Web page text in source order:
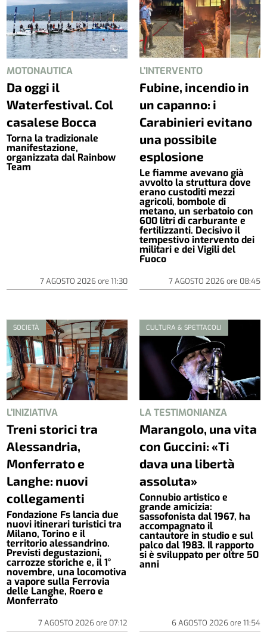
MOTONAUTICA
Da oggi il
Waterfestival. Col
casalese Bocca
Torna la tradizionale
manifestazione,
organizzata dal Rainbow
Team
7 AGOSTO 2026ore 11:30
L'INTERVENTO
Fubine, incendio in
un capanno: i
Carabinieri evitano
una possibile
esplosione
Le fiamme avevano già
avvolto la struttura dove
erano custoditi mezzi
agricoli, bombole di
metano, un serbatoio con
600 litri di carburante e
fertilizzanti. Decisivo il
tempestivo intervento dei
militari e dei Vigili del
Fuoco
7 AGOSTO 2026ore 08:45
SOCIETÀ
L'INIZIATIVA
Treni storici tra
Alessandria,
Monferrato e
Langhe: nuovi
collegamenti
Fondazione Fs lancia due
nuovi itinerari turistici tra
Milano, Torino e il
territorio alessandrino.
Previsti degustazioni,
carrozze storiche e, il 1°
novembre, una locomotiva
a vapore sulla Ferrovia
delle Langhe, Roero e
Monferrato
7 AGOSTO 2026ore 07:12
CULTURA & SPETTACOLI
LA TESTIMONIANZA
Marangolo, una vita
con Guccini: «Ti
dava una libertà
assoluta»
Connubio artistico e
grande amicizia:
sassofonista dal 1967, ha
accompagnato il
cantautore in studio e sul
palco dal 1983. Il rapporto
si è sviluppato per oltre 50
anni
6 AGOSTO 2026ore 11:54